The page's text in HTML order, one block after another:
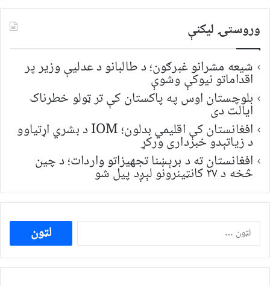
وروستۍ ليکنې
شیعه مشرانو غبرګون؛ د طالبانو د عدلیې وزیر پر
اقداماتو نیوکې وشوې
بلوچستان اوس په پاکستان کې تر ټولو خطرناک
ایالت دی
افغانستان کې اقلیمي بدلون؛ IOM د بشري اړتیاوو
د زیاتېدو خبرداری ورکړ
افغانستان ته د برېښنا تجهیزاتو واردات؛ د چین
څخه د ۲۷ کانټینرونو لېږد پیل شو
ددی
لپاره
لټون: